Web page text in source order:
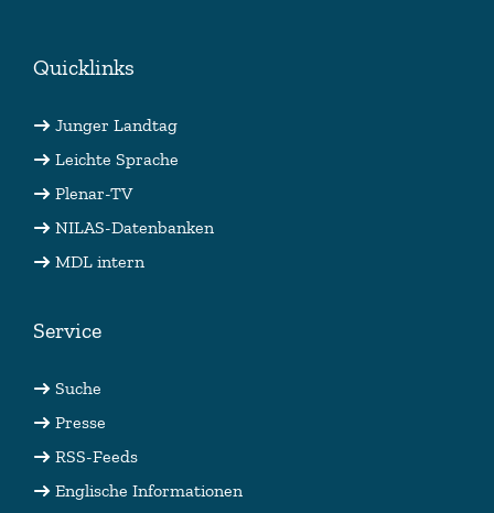
Quicklinks
Junger Landtag
Leichte Sprache
Plenar-TV
NILAS-Datenbanken
MDL intern
Service
Suche
Presse
RSS-Feeds
Englische Informationen